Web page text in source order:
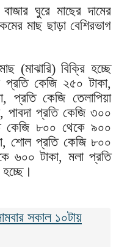
ঘুরে মাছের দামের
মাছ ছাড়া বেশিরভাগ
(মাঝারি) বিক্রি হচ্ছে
কেজি ২৫০ টাকা,
প্রতি কেজি তেলাপিয়া
প্রতি কেজি ৩০০
কেজি ৮০০ থেকে ৯০০
শোল প্রতি কেজি ৮০০
৬০০ টাকা, মলা প্রতি
সকাল ১০টায়